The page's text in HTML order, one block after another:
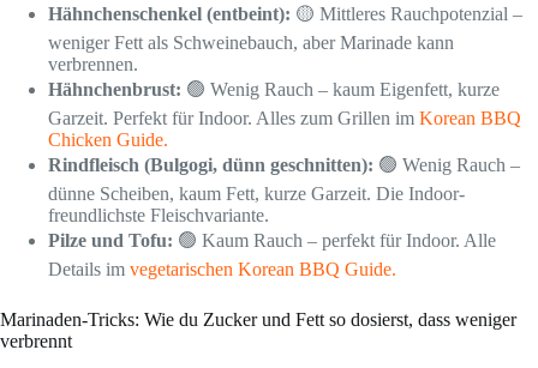
Hähnchenschenkel (entbeint): 🟡 Mittleres Rauchpotenzial –
weniger Fett als Schweinebauch, aber Marinade kann
verbrennen.
Hähnchenbrust: 🟢 Wenig Rauch – kaum Eigenfett, kurze
Garzeit. Perfekt für Indoor. Alles zum Grillen im Korean BBQ
Chicken Guide.
Rindfleisch (Bulgogi, dünn geschnitten): 🟢 Wenig Rauch –
dünne Scheiben, kaum Fett, kurze Garzeit. Die Indoor-
freundlichste Fleischvariante.
Pilze und Tofu: 🟢 Kaum Rauch – perfekt für Indoor. Alle
Details im vegetarischen Korean BBQ Guide.
Marinaden-Tricks: Wie du Zucker und Fett so dosierst, dass weniger
verbrennt